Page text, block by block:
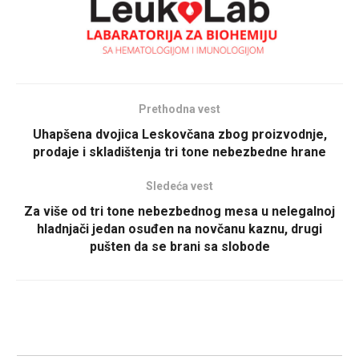
Prethodna vest
Uhapšena dvojica Leskovčana zbog proizvodnje,
prodaje i skladištenja tri tone nebezbedne hrane
Sledeća vest
Za više od tri tone nebezbednog mesa u nelegalnoj
hladnjači jedan osuđen na novčanu kaznu, drugi
pušten da se brani sa slobode